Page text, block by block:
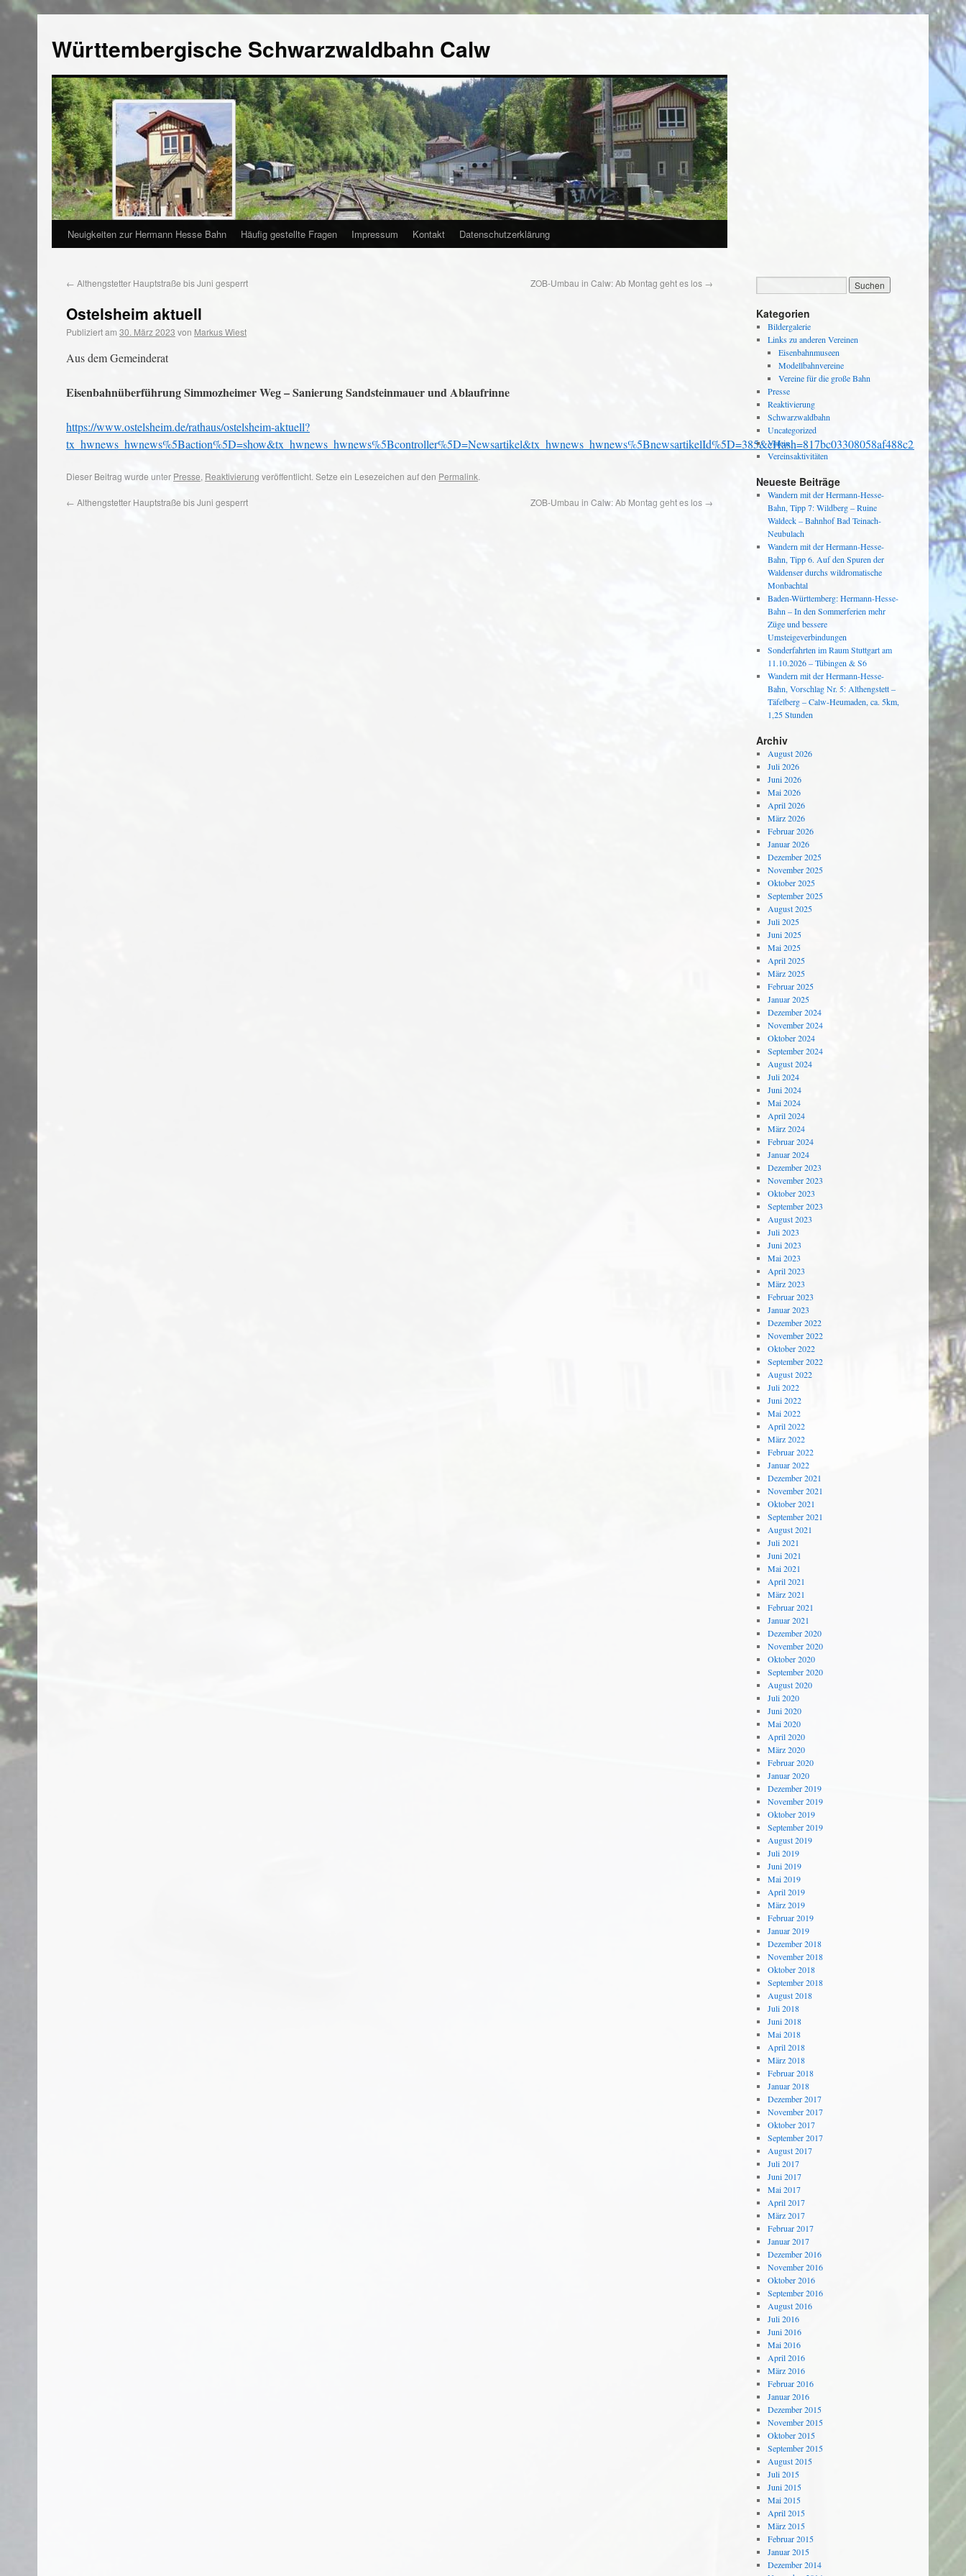
Württembergische Schwarzwaldbahn Calw
Neuigkeiten zur Hermann Hesse Bahn Häufig gestellte Fragen Impressum Kontakt Datenschutzerklärung
← Althengstetter Hauptstraße bis Juni gesperrt ZOB-Umbau in Calw: Ab Montag geht es los →
Ostelsheim aktuell
Publiziert am 30. März 2023 von Markus Wiest
Aus dem Gemeinderat
Eisenbahnüberführung Simmozheimer Weg – Sanierung Sandsteinmauer und Ablaufrinne
https://www.ostelsheim.de/rathaus/ostelsheim-aktuell?
Dieser Beitrag wurde unter Presse, Reaktivierung veröffentlicht. Setze ein Lesezeichen auf den Permalink.
← Althengstetter Hauptstraße bis Juni gesperrt ZOB-Umbau in Calw: Ab Montag geht es los →
Kategorien
Bildergalerie
Links zu anderen Vereinen
Eisenbahnmuseen
Modellbahnvereine
Vereine für die große Bahn
Presse
Reaktivierung
Schwarzwaldbahn
Uncategorized
Verein
Vereinsaktivitäten
Neueste Beiträge
Wandern mit der Hermann-Hesse-
Bahn, Tipp 7: Wildberg – Ruine
Waldeck – Bahnhof Bad Teinach-
Neubulach
Wandern mit der Hermann-Hesse-
Bahn, Tipp 6. Auf den Spuren der
Waldenser durchs wildromatische
Monbachtal
Baden-Württemberg: Hermann-Hesse-
Bahn – In den Sommerferien mehr
Züge und bessere
Umsteigeverbindungen
Sonderfahrten im Raum Stuttgart am
11.10.2026 – Tübingen & S6
Wandern mit der Hermann-Hesse-
Bahn, Vorschlag Nr. 5: Althengstett –
Täfelberg – Calw-Heumaden, ca. 5km,
1,25 Stunden
Archiv
August 2026
Juli 2026
Juni 2026
Mai 2026
April 2026
März 2026
Februar 2026
Januar 2026
Dezember 2025
November 2025
Oktober 2025
September 2025
August 2025
Juli 2025
Juni 2025
Mai 2025
April 2025
März 2025
Februar 2025
Januar 2025
Dezember 2024
November 2024
Oktober 2024
September 2024
August 2024
Juli 2024
Juni 2024
Mai 2024
April 2024
März 2024
Februar 2024
Januar 2024
Dezember 2023
November 2023
Oktober 2023
September 2023
August 2023
Juli 2023
Juni 2023
Mai 2023
April 2023
März 2023
Februar 2023
Januar 2023
Dezember 2022
November 2022
Oktober 2022
September 2022
August 2022
Juli 2022
Juni 2022
Mai 2022
April 2022
März 2022
Februar 2022
Januar 2022
Dezember 2021
November 2021
Oktober 2021
September 2021
August 2021
Juli 2021
Juni 2021
Mai 2021
April 2021
März 2021
Februar 2021
Januar 2021
Dezember 2020
November 2020
Oktober 2020
September 2020
August 2020
Juli 2020
Juni 2020
Mai 2020
April 2020
März 2020
Februar 2020
Januar 2020
Dezember 2019
November 2019
Oktober 2019
September 2019
August 2019
Juli 2019
Juni 2019
Mai 2019
April 2019
März 2019
Februar 2019
Januar 2019
Dezember 2018
November 2018
Oktober 2018
September 2018
August 2018
Juli 2018
Juni 2018
Mai 2018
April 2018
März 2018
Februar 2018
Januar 2018
Dezember 2017
November 2017
Oktober 2017
September 2017
August 2017
Juli 2017
Juni 2017
Mai 2017
April 2017
März 2017
Februar 2017
Januar 2017
Dezember 2016
November 2016
Oktober 2016
September 2016
August 2016
Juli 2016
Juni 2016
Mai 2016
April 2016
März 2016
Februar 2016
Januar 2016
Dezember 2015
November 2015
Oktober 2015
September 2015
August 2015
Juli 2015
Juni 2015
Mai 2015
April 2015
März 2015
Februar 2015
Januar 2015
Dezember 2014